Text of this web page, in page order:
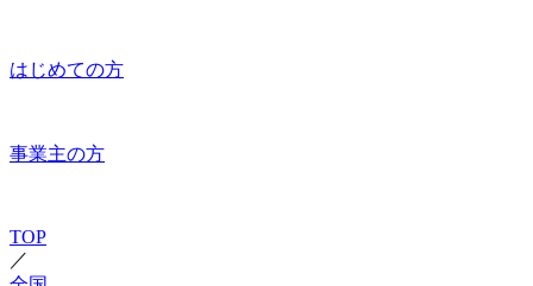
はじめての方
事業主の方
TOP
／